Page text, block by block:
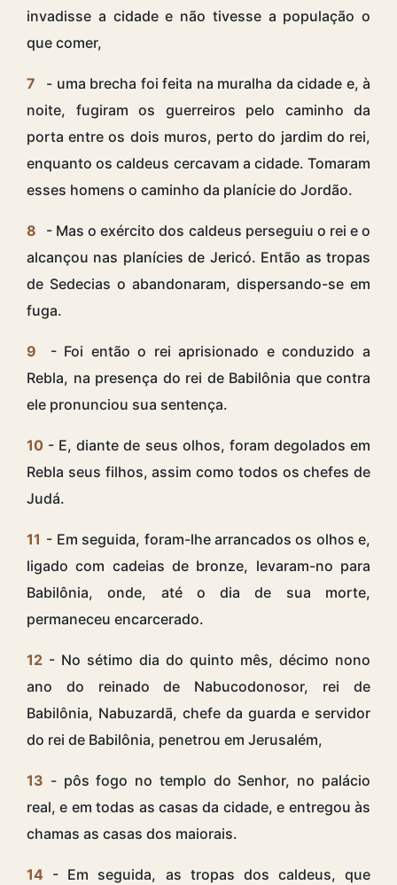
invadisse a cidade e não tivesse a população o
que comer,
7
- uma brecha foi feita na muralha da cidade e, à
noite, fugiram os guerreiros pelo caminho da
porta entre os dois muros, perto do jardim do rei,
enquanto os caldeus cercavam a cidade. Tomaram
esses homens o caminho da planície do Jordão.
8
- Mas o exército dos caldeus perseguiu o rei e o
alcançou nas planícies de Jericó. Então as tropas
de Sedecias o abandonaram, dispersando-se em
fuga.
9
- Foi então o rei aprisionado e conduzido a
Rebla, na presença do rei de Babilônia que contra
ele pronunciou sua sentença.
10 - E, diante de seus olhos, foram degolados em
Rebla seus filhos, assim como todos os chefes de
Judá.
11 - Em seguida, foram-lhe arrancados os olhos e,
ligado com cadeias de bronze, levaram-no para
Babilônia, onde, até o dia de sua morte,
permaneceu encarcerado.
12 - No sétimo dia do quinto mês, décimo nono
ano do reinado de Nabucodonosor, rei de
Babilônia, Nabuzardã, chefe da guarda e servidor
do rei de Babilônia, penetrou em Jerusalém,
13 - pôs fogo no templo do Senhor, no palácio
real, e em todas as casas da cidade, e entregou às
chamas as casas dos maiorais.
14 - Em seguida, as tropas dos caldeus, que